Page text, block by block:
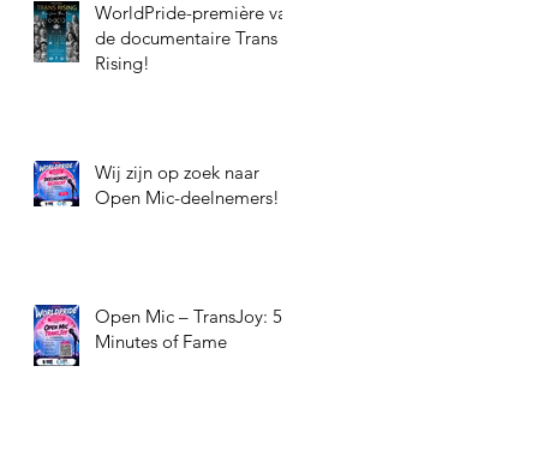
WorldPride-première van
de documentaire Trans
Rising!
Wij zijn op zoek naar
Open Mic-deelnemers!
Open Mic – TransJoy: 5
Minutes of Fame